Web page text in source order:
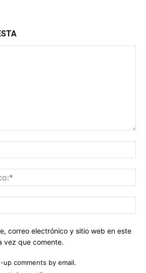
correo electrónico y sitio web en este
vez que comente.
comments by email.